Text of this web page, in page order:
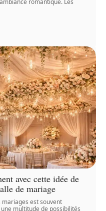
avec cette idée de
de mariage
mariages est souvent
multitude de possibilités